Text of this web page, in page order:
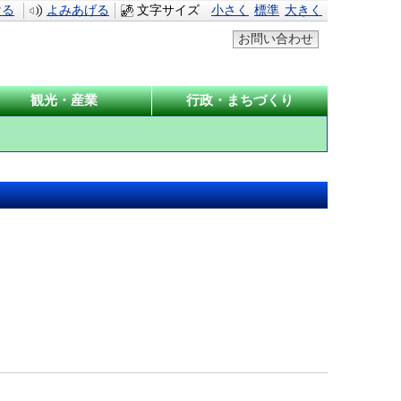
よみあげる 文字サイズ 小さく 標準 大きく
お問い合わせ
観光・産業 行政・まちづくり